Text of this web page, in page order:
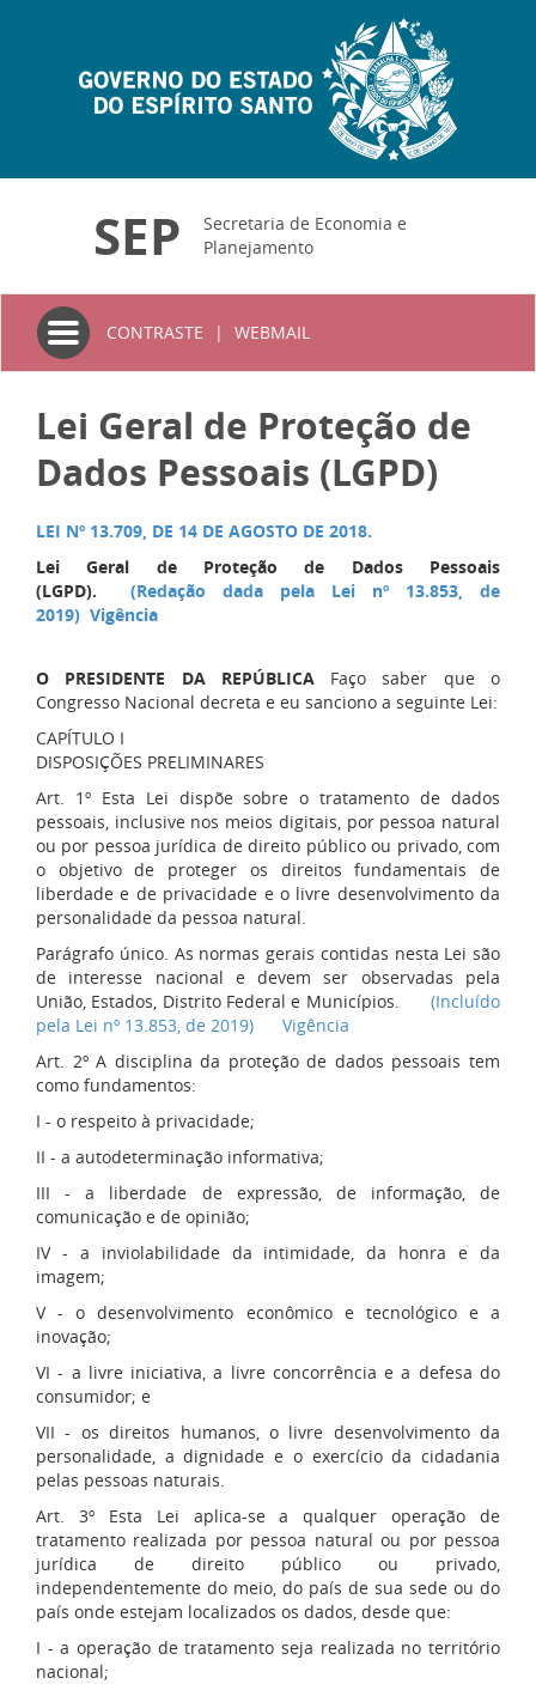
SEP
Secretaria de Economia e
Planejamento
Toggle
navigation
CONTRASTE | WEBMAIL
Lei Geral de Proteção de
Dados Pessoais (LGPD)
LEI Nº 13.709, DE 14 DE AGOSTO DE 2018.
Lei Geral de Proteção de Dados Pessoais
(LGPD). (Redação dada pela Lei nº 13.853, de
2019) Vigência
O PRESIDENTE DA REPÚBLICA Faço saber que o
Congresso Nacional decreta e eu sanciono a seguinte Lei:
CAPÍTULO I
DISPOSIÇÕES PRELIMINARES
Art. 1º Esta Lei dispõe sobre o tratamento de dados
pessoais, inclusive nos meios digitais, por pessoa natural
ou por pessoa jurídica de direito público ou privado, com
o objetivo de proteger os direitos fundamentais de
liberdade e de privacidade e o livre desenvolvimento da
personalidade da pessoa natural.
Parágrafo único. As normas gerais contidas nesta Lei são
de interesse nacional e devem ser observadas pela
União, Estados, Distrito Federal e Municípios. (Incluído
pela Lei nº 13.853, de 2019)
Vigência
Art. 2º A disciplina da proteção de dados pessoais tem
como fundamentos:
I - o respeito à privacidade;
II - a autodeterminação informativa;
III - a liberdade de expressão, de informação, de
comunicação e de opinião;
IV - a inviolabilidade da intimidade, da honra e da
imagem;
V - o desenvolvimento econômico e tecnológico e a
inovação;
VI - a livre iniciativa, a livre concorrência e a defesa do
consumidor; e
VII - os direitos humanos, o livre desenvolvimento da
personalidade, a dignidade e o exercício da cidadania
pelas pessoas naturais.
Art. 3º Esta Lei aplica-se a qualquer operação de
tratamento realizada por pessoa natural ou por pessoa
jurídica de direito público ou privado,
independentemente do meio, do país de sua sede ou do
país onde estejam localizados os dados, desde que:
I - a operação de tratamento seja realizada no território
nacional;